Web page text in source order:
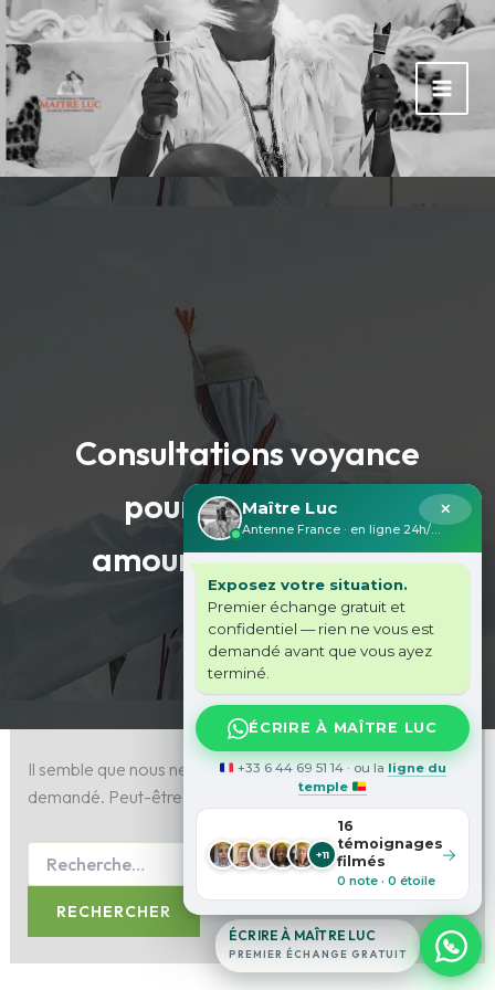
Aller
au
contenu
Consultations voyance
pour prédictions
amoureuses précises
Il semble que nous ne pouvons pas trouver le contenu
demandé. Peut-être qu’une recherche peut vous aider.
Rechercher :
✕
Maître Luc
Antenne France · en ligne 24h/24
Exposez votre situation.
Premier échange gratuit et
confidentiel — rien ne vous est
demandé avant que vous ayez
terminé.
ÉCRIRE À MAÎTRE LUC
+33 6 44 69 51 14 · ou la ligne du
temple
+11
16
témoignages
filmés
0 note · 0 étoile
→
ÉCRIRE À MAÎTRE LUC
PREMIER ÉCHANGE GRATUIT